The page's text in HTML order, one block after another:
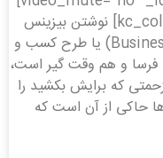
[kc_column_text] نوشتن بیزینس
پلن (Business Plan) یا طرح کسب و
و هم وقت گیر است،
که برایش بکشید را
حاکی از آن است که